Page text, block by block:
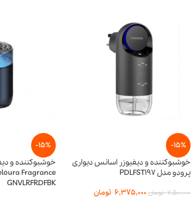
-15%
خوشبوکننده و دیفیوزر اسانس دیواری
پرودو مدل PDLFST197
7,500,000 تومان 6,375,000 تومان
-15%
خوشبوکننده و
GNVLRFRDFBK